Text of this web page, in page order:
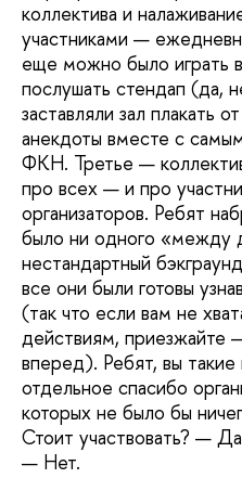
коллектива и
участниками —
еще можно было играть
послушать стендап (да,
заставляли зал плакать
анекдоты вместе с
ФКН. Третье —
про всех — и про
организаторов. Ребят
было ни одного
нестандартный
все они были готовы
(так что если вам не
действиям, приезжайте
вперед). Ребят, вы
отдельное спасибо
которых не было бы
Стоит участвовать? —
— Нет.